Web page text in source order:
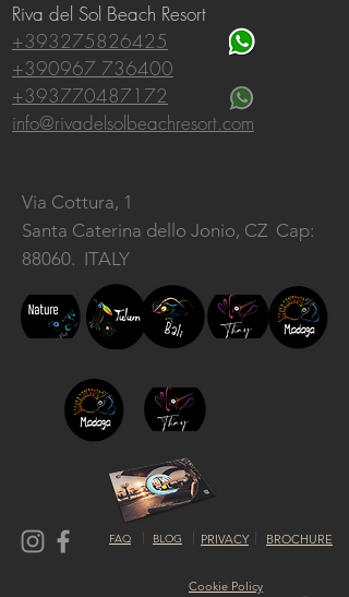
Riva del Sol Beach Resort
+393275826425
+390967 736400
+393770487172
info@rivadelsolbeachresort.com
Via Cottura, 1
Santa Caterina dello Jonio, CZ Cap:
88060. ITALY
FAQ BLOG PRIVACY BROCHURE
Cookie Policy